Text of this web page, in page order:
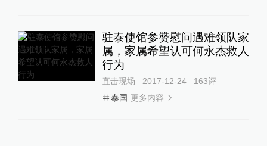
驻泰使馆参赞慰问遇难领队家
属，家属希望认可何永杰救人
行为
直击现场 2017-12-24 163评
泰国 更多内容